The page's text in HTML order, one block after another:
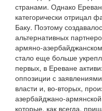
странами. Однако
категорически отрицал
Баку. Поэтому
альтернативных
армяно-
стало еще больше
первых, в Ереване
оппозиции с
власти и, во-вторых,
азербайджано-
которые, как всегда,